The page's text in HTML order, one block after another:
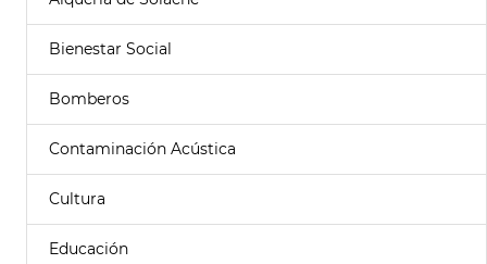
Bienestar Social
Bomberos
Contaminación Acústica
Cultura
Educación